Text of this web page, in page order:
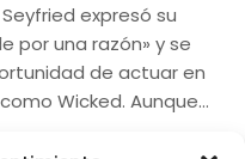
expresó su
por una razón» y se
de actuar en
Wicked. Aunque…